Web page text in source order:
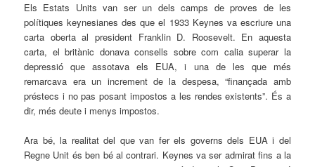
Els Estats Units van ser un dels camps de proves de les
polítiques keynesianes des que el 1933 Keynes va escriure una
carta oberta al president Franklin D. Roosevelt. En aquesta
carta, el britànic donava consells sobre com calia superar la
depressió que assotava els EUA, i una de les que més
remarcava era un increment de la despesa, “finançada amb
préstecs i no pas posant impostos a les rendes existents”. És a
dir, més deute i menys impostos.
Ara bé, la realitat del que van fer els governs dels EUA i del
Regne Unit és ben bé al contrari. Keynes va ser admirat fins a la